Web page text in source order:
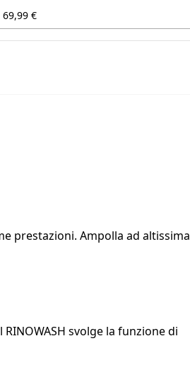
69,99 €
prestazioni. Ampolla ad altissima
svolge la funzione di